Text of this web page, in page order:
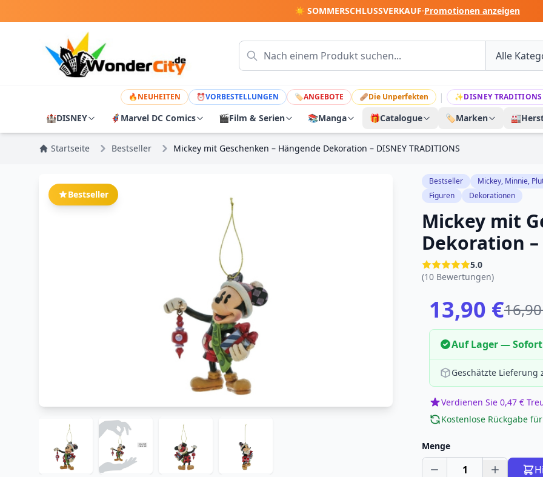
☀️ SOMMERSCHLUSSVERKAUF·Promotionen anzeigen
🔥NEUHEITEN ⏰VORBESTELLUNGEN 🏷ANGEBOTE 🩹Die Unperfekten | ✨DISNEY TRADITIONS
🏰DISNEY 🦸 Marvel DC Comics 🎬Film & Serien 📚Manga 🎁Catalogue 🏷️Marken 🏭
Startseite Bestseller Mickey mit Geschenken – Hängende Dekoration – DISNEY TRADITIONS
Bestseller
Bestseller Mickey, Minnie,
Figuren
Dekorationen
Mickey mit
Dekoration –
5.0
(10 Bewertungen)
13,90 €
Auf Lager —
Geschätzte Lieferung
Verdienen Sie 0,47 €
Kostenlose Rückgabe
Menge
1